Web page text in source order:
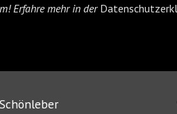
Erfahre mehr in der